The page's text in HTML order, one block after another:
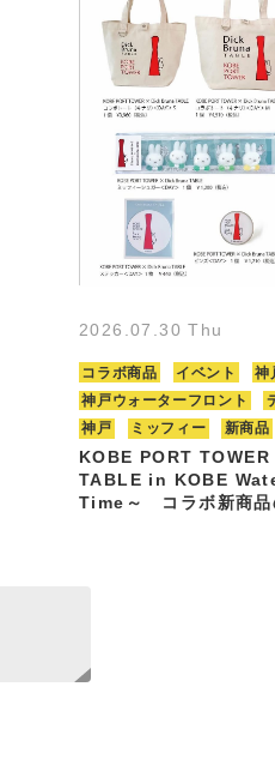
2026.07.30 Thu
コラボ商品 イベント
神
神戸ウォーターフロント
神戸
ミッフィー 新商品
KOBE PORT
TABLE in KOBE
Time～ コラボ新商品